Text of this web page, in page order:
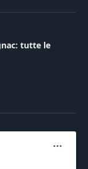
tutte le